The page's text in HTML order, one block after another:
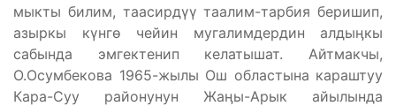
мыкты билим, таасирдүү таалим-тарбия беришип,
азыркы күнгө чейин мугалимдердин алдыӊкы
сабында эмгектенип келатышат. Айтмакчы,
О.Осумбекова 1965-жылы Ош областына караштуу
Кара-Суу районунун Жаӊы-Арык айылында